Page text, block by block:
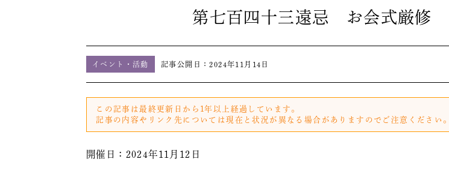
第七百四十三遠忌 お会式厳修
イベント・活動 記事公開日：2024年11月14日
この記事は最終更新日から1年以上経過しています。
記事の内容やリンク先については現在と状況が異なる場合がありますのでご注意ください。
開催日：2024年11月12日